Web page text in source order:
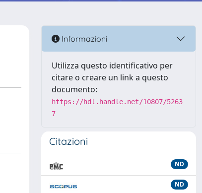
Informazioni
Utilizza questo identificativo per
citare o creare un link a questo
documento:
https://hdl.handle.net/10807/5263
7
Citazioni
ND
ND